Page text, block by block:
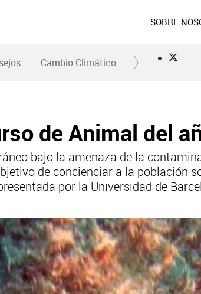
SOBRE
Cambio Climático
de Animal del
bajo la amenaza de la
de concienciar a la población
por la Universidad de